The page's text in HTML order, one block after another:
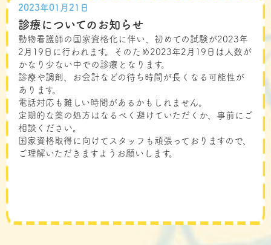
2023年01月21日
診療についてのお知らせ
動物看護師の国家資格化に伴い、初めての試験が2023年
2月19日に行われます。そのため2023年2月19日は人数が
かなり少ない中での診療となります。
診療や調剤、お会計などの待ち時間が長くなる可能性が
あります。
電話対応も難しい時間があるかもしれません。
定期的な薬の処方はなるべく避けていただくか、事前にご
相談ください。
国家資格取得に向けてスタッフも頑張っておりますので、
ご理解いただきますようお願いします。